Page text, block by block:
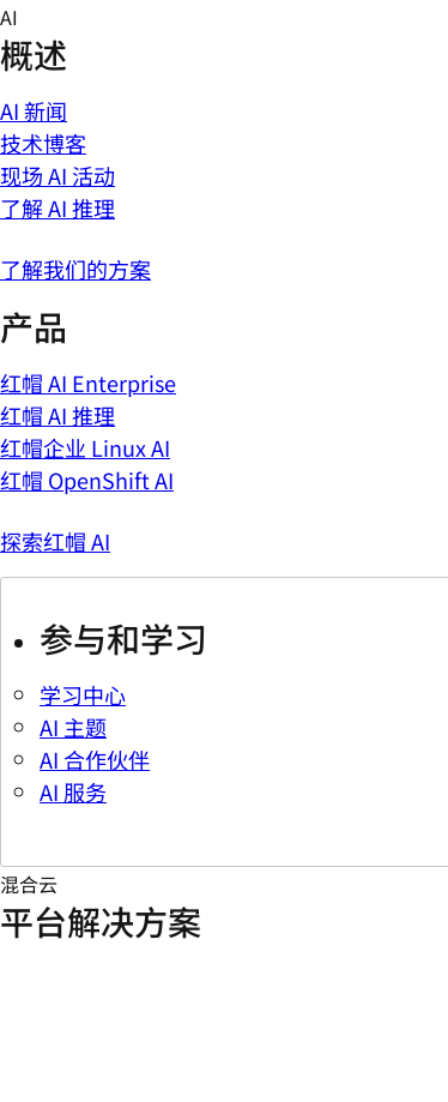
Skip
to
content
AI
概述
AI 新闻
技术博客
现场 AI 活动
了解 AI 推理
了解我们的方案
产品
红帽 AI Enterprise
红帽 AI 推理
红帽企业 Linux AI
红帽 OpenShift AI
探索红帽 AI
参与和学习
学习中心
AI 主题
AI 合作伙伴
AI 服务
混合云
平台解决方案